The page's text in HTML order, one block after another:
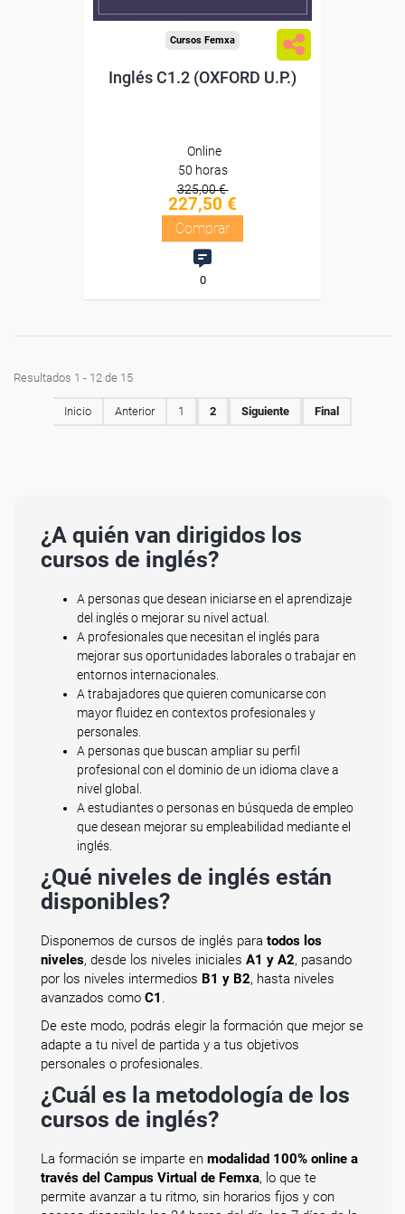
Cursos Femxa
Inglés C1.2 (OXFORD U.P.)
Online
50 horas
325,00 €
227,50 €
Comprar
0
Resultados 1 - 12 de 15
Inicio Anterior 1 2 Siguiente Final
¿A quién van dirigidos los
cursos de inglés?
A personas que desean iniciarse en el aprendizaje
del inglés o mejorar su nivel actual.
A profesionales que necesitan el inglés para
mejorar sus oportunidades laborales o trabajar en
entornos internacionales.
A trabajadores que quieren comunicarse con
mayor fluidez en contextos profesionales y
personales.
A personas que buscan ampliar su perfil
profesional con el dominio de un idioma clave a
nivel global.
A estudiantes o personas en búsqueda de empleo
que desean mejorar su empleabilidad mediante el
inglés.
¿Qué niveles de inglés están
disponibles?
Disponemos de cursos de inglés para todos los
niveles, desde los niveles iniciales A1 y A2, pasando
por los niveles intermedios B1 y B2, hasta niveles
avanzados como C1 .
De este modo, podrás elegir la formación que mejor se
adapte a tu nivel de partida y a tus objetivos
personales o profesionales.
¿Cuál es la metodología de los
cursos de inglés?
La formación se imparte en modalidad 100% online a
través del Campus Virtual de Femxa, lo que te
permite avanzar a tu ritmo, sin horarios fijos y con